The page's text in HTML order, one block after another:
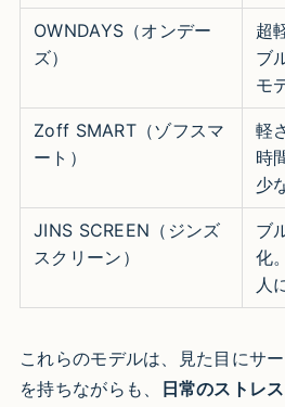
OWNDAYS（オンデー
ズ）
超
ブ
モ
Zoff SMART（ゾフスマ
ート）
軽
時
少
JINS SCREEN（ジンズ
スクリーン）
ブ
化
人
これらのモデルは、見た目にサ
を持ちながらも、
日常のストレ